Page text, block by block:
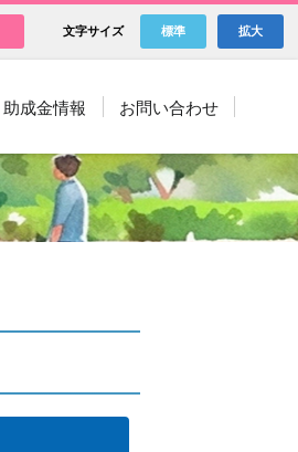
拡大
標準
文字サイズ
助成金情報 お問い合わせ